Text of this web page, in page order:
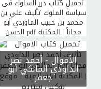
تحميل كتاب درر السلوك في
سياسة الملوك تأليف علي بن
محمد بن حبيب الماوردي أبو
الحسن pdf مجاناً | المكتبة
الإسلامية | موقع بوكس
ستريم
الأموال- أحمد نصر
الداودي المالكي أبو
جعفر